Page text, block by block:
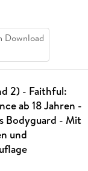
Download
2) - Faithful:
ab 18 Jahren -
Bodyguard - Mit
und